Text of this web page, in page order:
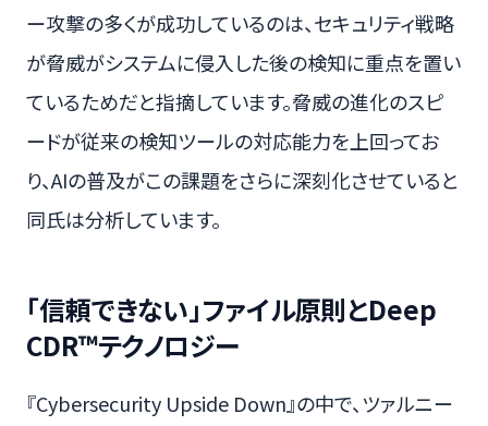
ー攻撃の多くが成功しているのは、セキュリティ戦略
が脅威がシステムに侵入した後の検知に重点を置い
ているためだと指摘しています。脅威の進化のスピ
ードが従来の検知ツールの対応能力を上回ってお
り、AIの普及がこの課題をさらに深刻化させていると
同氏は分析しています。
「信頼できない」ファイル原則とDeep
CDR™テクノロジー
『Cybersecurity Upside Down』の中で、ツァルニー